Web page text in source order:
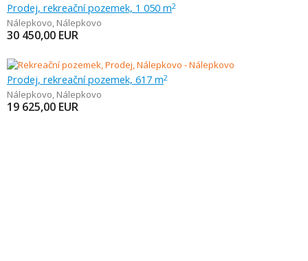
Prodej, rekreační pozemek, 1 050 m2
Nálepkovo, Nálepkovo
30 450,00 EUR
Prodej, rekreační pozemek, 617 m2
Nálepkovo, Nálepkovo
19 625,00 EUR